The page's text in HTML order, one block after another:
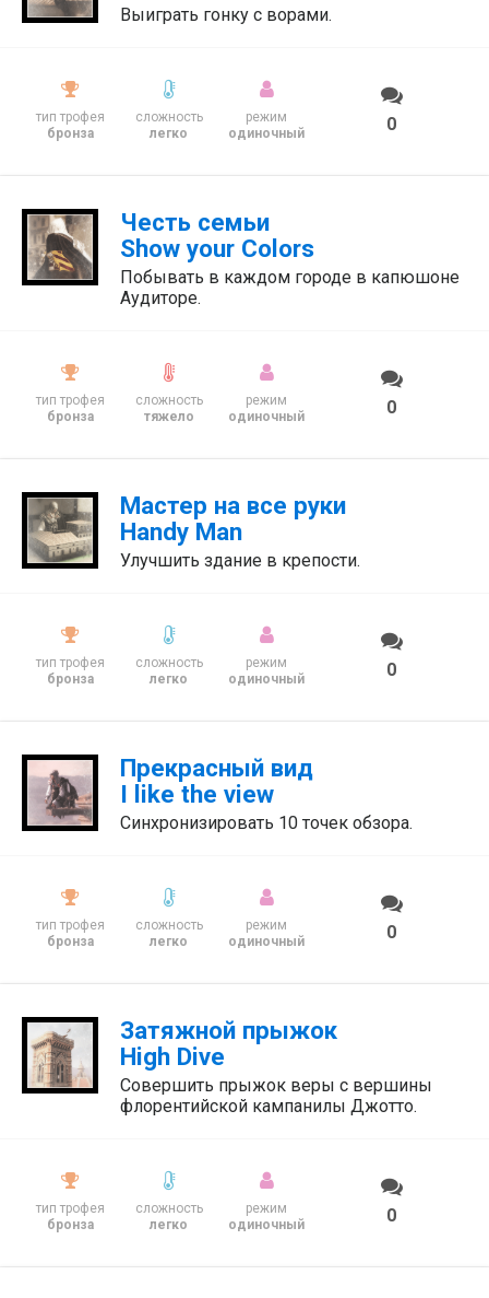
Выиграть гонку с ворами.
тип трофея
бронза
сложность
легко
режим
одиночный
0
Честь семьи
Show your Colors
Побывать в каждом городе в капюшоне
Аудиторе.
тип трофея
бронза
сложность
тяжело
режим
одиночный
0
Мастер на все руки
Handy Man
Улучшить здание в крепости.
тип трофея
бронза
сложность
легко
режим
одиночный
0
Прекрасный вид
I like the view
Синхронизировать 10 точек обзора.
тип трофея
бронза
сложность
легко
режим
одиночный
0
Затяжной прыжок
High Dive
Совершить прыжок веры с вершины
флорентийской кампанилы Джотто.
тип трофея
бронза
сложность
легко
режим
одиночный
0